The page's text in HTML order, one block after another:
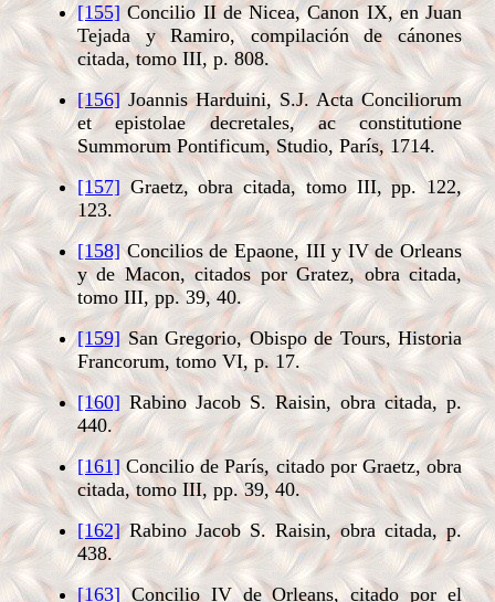
[155] Concilio II de Nicea, Canon IX, en Juan
Tejada y Ramiro, compilación de cánones
citada, tomo III, p. 808.
[156]Joannis Harduini, S.J. Acta Conciliorum
et epistolae decretales, ac constitutione
Summorum Pontificum, Studio, París, 1714.
[157] Graetz, obra citada, tomo III, pp. 122,
123.
[158]Concilios de Epaone, III y IV de Orleans
y de Macon, citados por Gratez, obra citada,
tomo III, pp. 39, 40.
[159] San Gregorio, Obispo de Tours, Historia
Francorum, tomo VI, p. 17.
[160] Rabino Jacob S. Raisin, obra citada, p.
440.
[161]Concilio de París, citado por Graetz, obra
citada, tomo III, pp. 39, 40.
[162]Rabino Jacob S. Raisin, obra citada, p.
438.
[163] Concilio IV de Orleans, citado por el